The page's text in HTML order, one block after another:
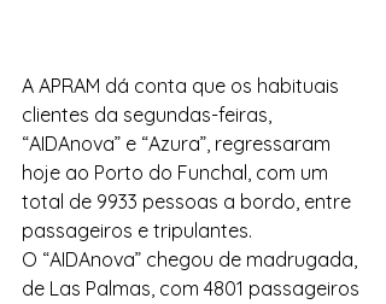
A APRAM dá conta que os habituais
clientes da segundas-feiras,
“AIDAnova” e “Azura”, regressaram
hoje ao Porto do Funchal, com um
total de 9933 pessoas a bordo, entre
passageiros e tripulantes.
O “AIDAnova” chegou de madrugada,
de Las Palmas, com 4801 passageiros